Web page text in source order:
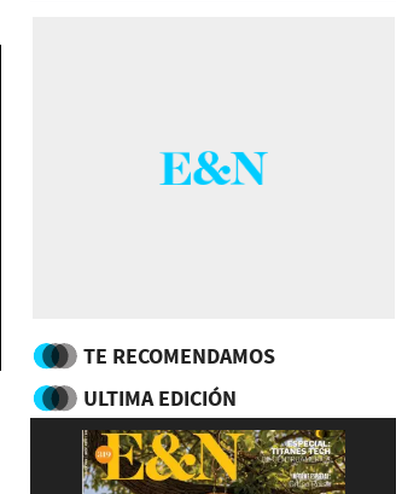
TE RECOMENDAMOS
ULTIMA EDICIÓN